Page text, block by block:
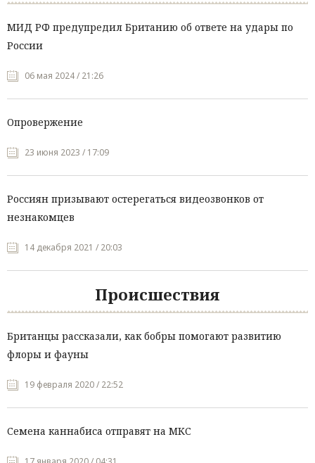
МИД РФ предупредил Британию об ответе на удары по
России
06 мая 2024 / 21:26
Опровержение
23 июня 2023 / 17:09
Россиян призывают остерегаться видеозвонков от
незнакомцев
14 декабря 2021 / 20:03
Происшествия
Британцы рассказали, как бобры помогают развитию
флоры и фауны
19 февраля 2020 / 22:52
Семена каннабиса отправят на МКС